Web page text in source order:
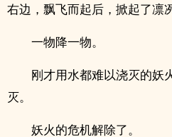
右边，飘飞而起后，掀起了凛
一物降一物。
刚才用水都难以浇灭的妖
灭。
妖火的危机解除了。